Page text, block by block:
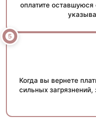
оплатите
Когда вы вернете
сильных